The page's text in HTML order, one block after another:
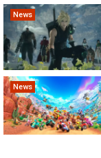
News
News